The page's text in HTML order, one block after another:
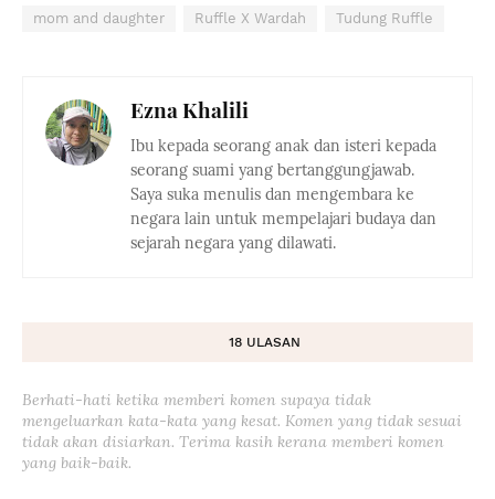
mom and daughter Ruffle X Wardah Tudung Ruffle
Ezna Khalili
Ibu kepada seorang anak dan isteri kepada
seorang suami yang bertanggungjawab.
Saya suka menulis dan mengembara ke
negara lain untuk mempelajari budaya dan
sejarah negara yang dilawati.
18 ULASAN
Berhati-hati ketika memberi komen supaya tidak
mengeluarkan kata-kata yang kesat. Komen yang tidak sesuai
tidak akan disiarkan. Terima kasih kerana memberi komen
yang baik-baik.